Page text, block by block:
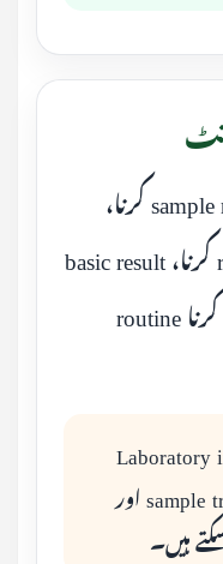
Diagnostic labs میں sample receive کرنا،
label لگانا، register maintain کرنا، basic result
format کرنا اور report print کرنا routine
Laboratory
sample tracking، result formatting اور